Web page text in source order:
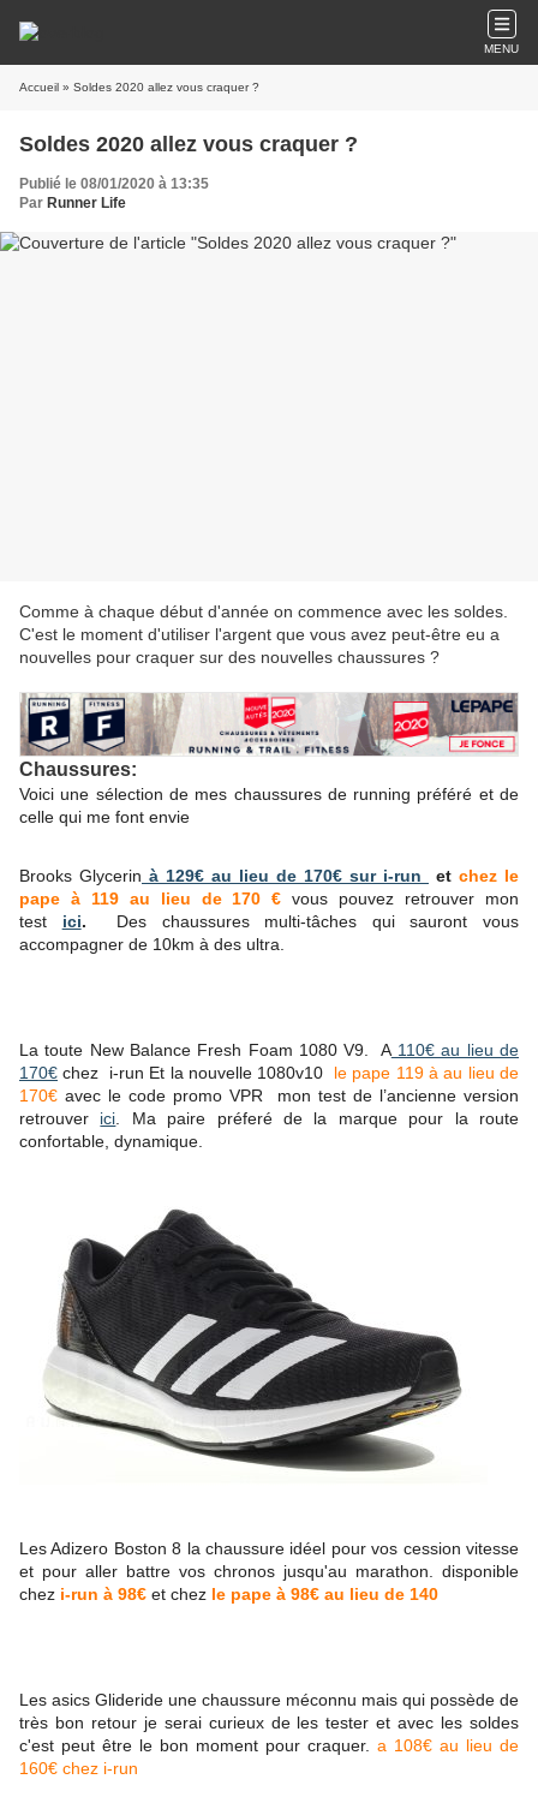
MENU
Accueil » Soldes 2020 allez vous craquer ?
Soldes 2020 allez vous craquer ?
Publié le 08/01/2020 à 13:35
Par Runner Life
Comme à chaque début d'année on commence avec les soldes.
C'est le moment d'utiliser l'argent que vous avez peut-être eu a
nouvelles pour craquer sur des nouvelles chaussures ?
Chaussures:
Voici une sélection de mes chaussures de running préféré et de
celle qui me font envie
Brooks Glycerin à 129€ au lieu de 170€ sur i-run et chez le
pape à 119 au lieu de 170 € vous pouvez retrouver mon
test ici. Des chaussures multi-tâches qui sauront vous
accompagner de 10km à des ultra.
La toute New Balance Fresh Foam 1080 V9. A110€ au lieu de
170€ chez i-run Et la nouvelle 1080v10 le pape 119 à au lieu de
170€ avec le code promo VPR mon test de l’ancienne version
retrouver ici
Ma paire préferé de la marque pour la route
confortable, dynamique.
Les Adizero Boston 8 la chaussure idéel pour vos cession vitesse
et pour aller battre vos chronos jusqu'au marathon. disponible
chez i-run à 98€ et chez le pape à 98€ au lieu de 140
Les asics Glideride une chaussure méconnu mais qui possède de
très bon retour je serai curieux de les tester et avec les soldes
c'est peut être le bon moment pour craquer. a 108€ au lieu de
160€ chez i-run